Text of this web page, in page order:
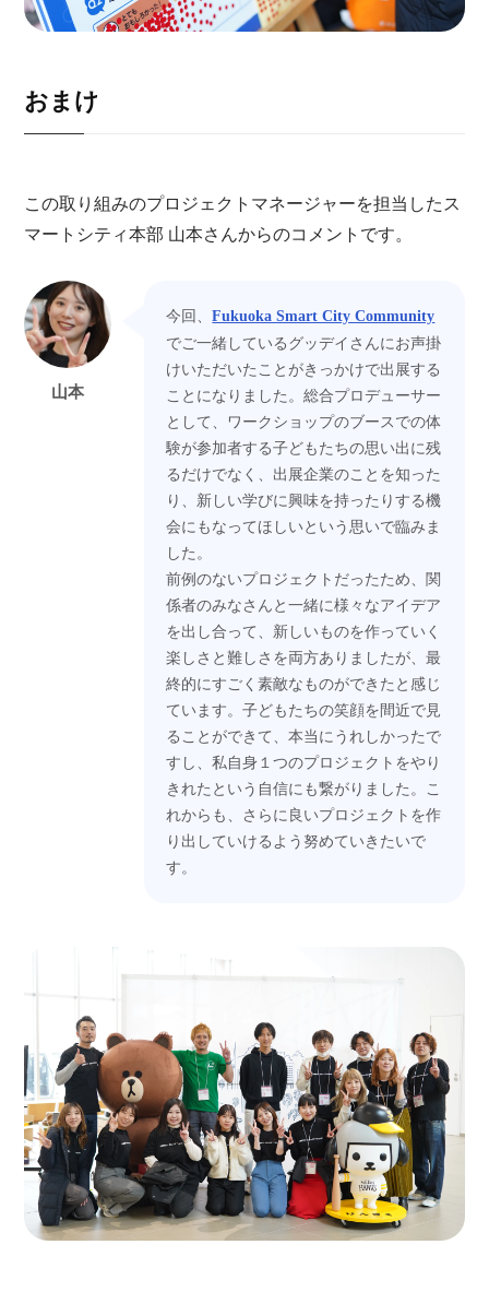
おまけ
この取り組みのプロジェクトマネージャーを担当したス
マートシティ本部 山本さんからのコメントです。
山本
今回、Fukuoka Smart City Community
でご一緒しているグッデイさんにお声掛
けいただいたことがきっかけで出展する
ことになりました。総合プロデューサー
として、ワークショップのブースでの体
験が参加者する子どもたちの思い出に残
るだけでなく、出展企業のことを知った
り、新しい学びに興味を持ったりする機
会にもなってほしいという思いで臨みま
した。
前例のないプロジェクトだったため、関
係者のみなさんと一緒に様々なアイデア
を出し合って、新しいものを作っていく
楽しさと難しさを両方ありましたが、最
終的にすごく素敵なものができたと感じ
ています。子どもたちの笑顔を間近で見
ることができて、本当にうれしかったで
すし、私自身１つのプロジェクトをやり
きれたという自信にも繋がりました。こ
れからも、さらに良いプロジェクトを作
り出していけるよう努めていきたいで
す。